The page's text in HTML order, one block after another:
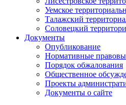
Уемское
Талажский
Соловецкий
Документы
Опубликование
Нормативные
Порядок обжалования
Общественное
Проекты
Документы о сайте